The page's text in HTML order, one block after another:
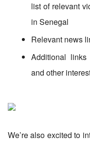
list of relevant
in Senegal
Relevant news
Additional
and other
We’re also excited to